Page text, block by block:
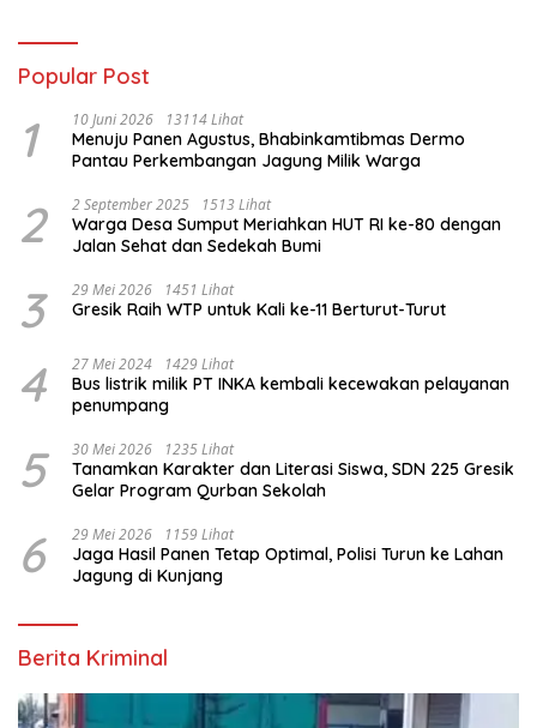
Membatalkan Hak Warga.
Popular Post
1 10 Juni 2026 13114 Lihat
Menuju Panen Agustus, Bhabinkamtibmas Dermo
Pantau Perkembangan Jagung Milik Warga
2 2 September 2025 1513 Lihat
Warga Desa Sumput Meriahkan HUT RI ke-80 dengan
Jalan Sehat dan Sedekah Bumi ‎
3 29 Mei 2026 1451 Lihat
Gresik Raih WTP untuk Kali ke-11 Berturut-Turut
4 27 Mei 2024 1429 Lihat
Bus listrik milik PT INKA kembali kecewakan pelayanan
penumpang
5 30 Mei 2026 1235 Lihat
Tanamkan Karakter dan Literasi Siswa, SDN 225 Gresik
Gelar Program Qurban Sekolah
6 29 Mei 2026 1159 Lihat
Jaga Hasil Panen Tetap Optimal, Polisi Turun ke Lahan
Jagung di Kunjang
Berita Kriminal